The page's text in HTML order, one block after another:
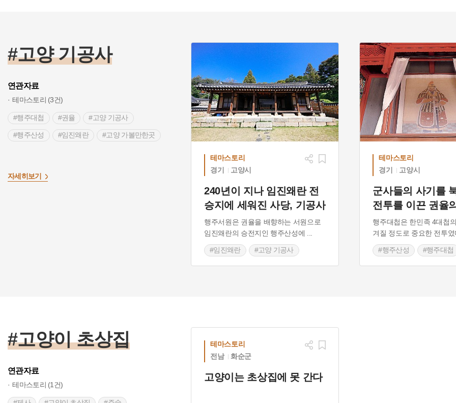
#고양 기공사
연관자료
테마스토리 (3건)
#행주대첩 #권율 #고양 기공사
#행주산성 #임진왜란 #고양 가볼만한곳
자세히보기
테마스토리
경기
고양시
240년이 지나 임진왜란 전
승지에 세워진 사당, 기공사
행주서원은 권율을 배향하는 서원으로
임진왜란의 승전지인 행주산성에
#임진왜란 #고양 기공사
#고양 가볼만한곳
테마스토리
경기
고양시
군사들의 사기를
전투를 이끈 권율
행주대첩은 한민족 4대첩
겨질 정도로 중요한 전투
#행주산성 #행주대첩
#고양 기공사
#고양이 초상집
연관자료
테마스토리 (1건)
테마스토리
전남
화순군
고양이는 초상집에 못 간다